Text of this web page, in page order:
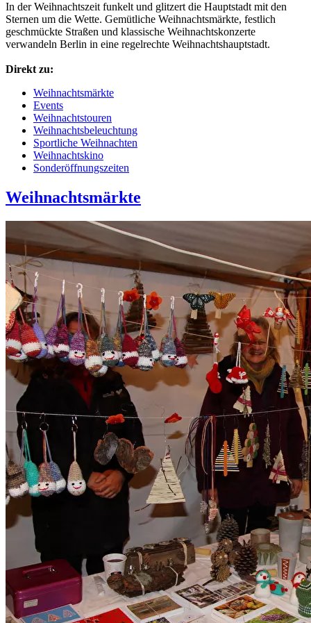
In der Weihnachtszeit funkelt und glitzert die Hauptstadt mit den
Sternen um die Wette. Gemütliche Weihnachtsmärkte, festlich
geschmückte Straßen und klassische Weihnachtskonzerte
verwandeln Berlin in eine regelrechte Weihnachtshauptstadt.
Direkt zu:
Weihnachtsmärkte
Events
Weihnachtstouren
Weihnachtsbeleuchtung
Sportliche Weihnachten
Weihnachtskino
Sonderöffnungszeiten
Weihnachtsmärkte